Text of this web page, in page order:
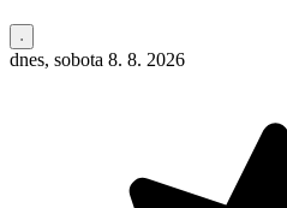
dnes, sobota 8. 8. 2026